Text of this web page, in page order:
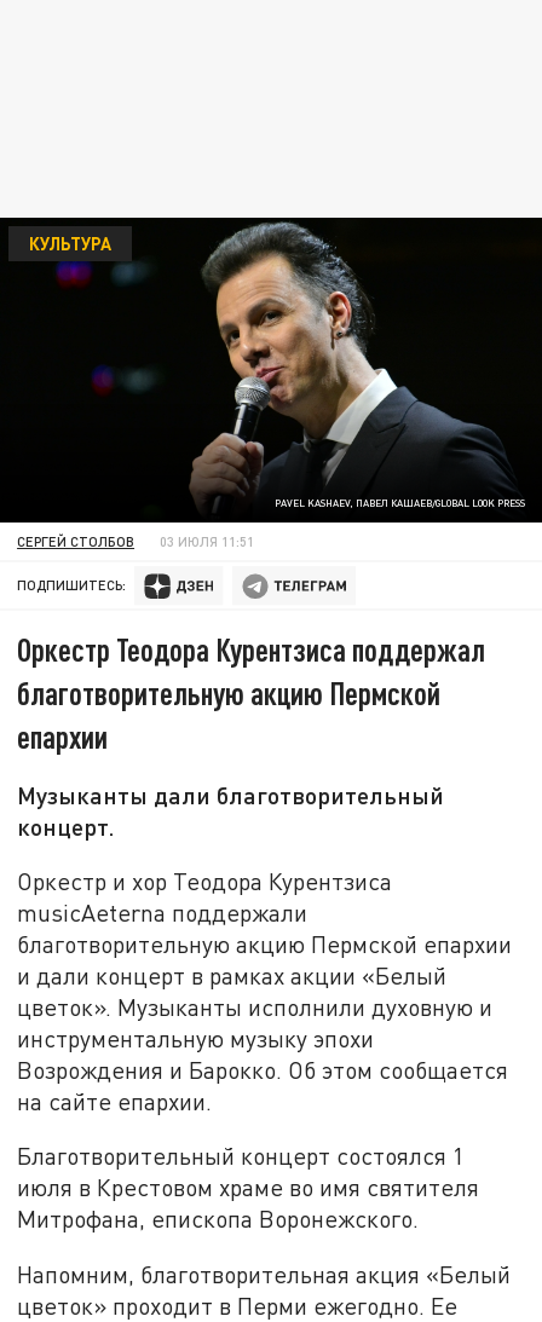
PAVEL KASHAEV, ПАВЕЛ КАШАЕВ/GLOBAL LOOK PRESS
КУЛЬТУРА
СЕРГЕЙ СТОЛБОВ 03 ИЮЛЯ 11:51
ПОДПИШИТЕСЬ:
Оркестр Теодора Курентзиса поддержал
благотворительную акцию Пермской
епархии
Музыканты дали благотворительный
концерт.
Оркестр и хор Теодора Курентзиса
musicAeterna поддержали
благотворительную акцию Пермской епархии
и дали концерт в рамках акции «Белый
цветок». Музыканты исполнили духовную и
инструментальную музыку эпохи
Возрождения и Барокко. Об этом сообщается
на сайте епархии.
Благотворительный концерт состоялся 1
июля в Крестовом храме во имя святителя
Митрофана, епископа Воронежского.
Напомним, благотворительная акция «Белый
цветок» проходит в Перми ежегодно. Ее